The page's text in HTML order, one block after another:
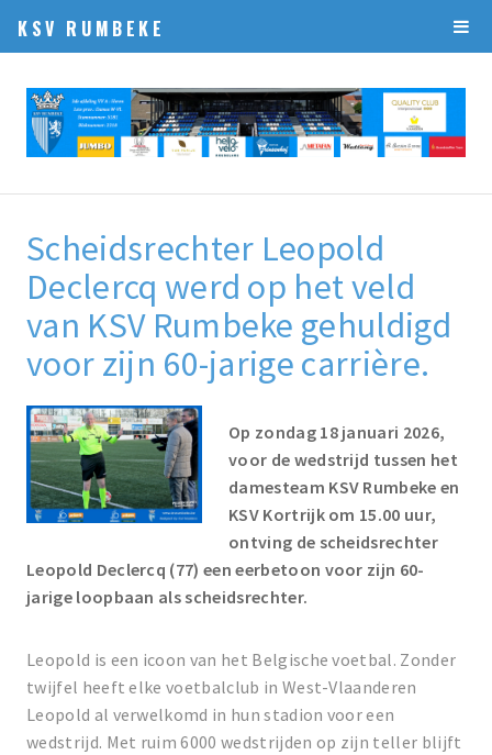
KSV RUMBEKE
Scheidsrechter Leopold
Declercq werd op het veld
van KSV Rumbeke gehuldigd
voor zijn 60-jarige carrière.
Op zondag 18 januari 2026,
voor de wedstrijd tussen het
damesteam KSV Rumbeke en
KSV Kortrijk om 15.00 uur,
ontving de scheidsrechter
Leopold Declercq (77) een eerbetoon voor zijn 60-
jarige loopbaan als scheidsrechter.
Leopold is een icoon van het Belgische voetbal. Zonder
twijfel heeft elke voetbalclub in West-Vlaanderen
Leopold al verwelkomd in hun stadion voor een
wedstrijd. Met ruim 6000 wedstrijden op zijn teller blijft